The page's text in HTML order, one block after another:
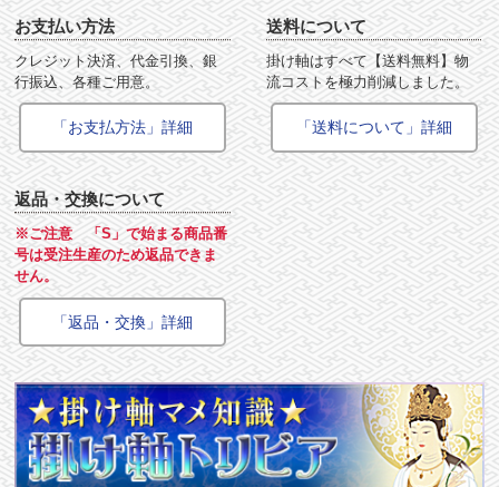
お支払い方法
クレジット決済、代金引換、銀
行振込、各種ご用意。
「お支払方法」詳細
送料について
掛け軸はすべて【送料無料】物
流コストを極力削減しました。
「送料について」詳細
返品・交換について
※ご注意 「S」で始まる商品番
号は受注生産のため返品できま
せん。
「返品・交換」詳細